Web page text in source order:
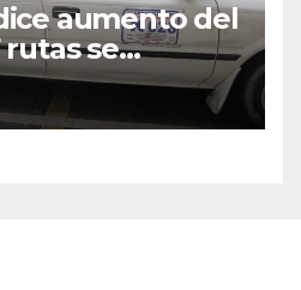
aumento del
rutas se